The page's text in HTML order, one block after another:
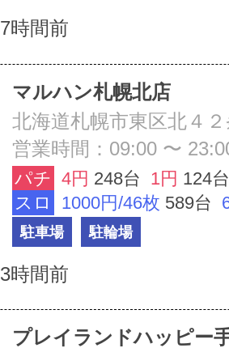
7時間前
マルハン札幌北店
営業時間：09:00 〜
パチ 4円 248台 1円 124台
スロ
1000円/46枚 589台
駐車場 駐輪場
3時間前
プレイランドハッピー